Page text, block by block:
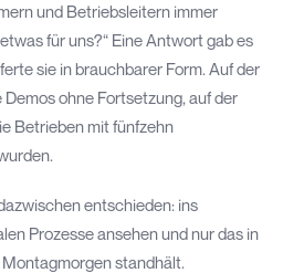
und Betriebsleitern immer
für uns?“ Eine Antwort gab es
sie in brauchbarer Form. Auf der
ohne Fortsetzung, auf der
Betrieben mit fünfzehn
entschieden: ins
Prozesse ansehen und nur das in
standhält.